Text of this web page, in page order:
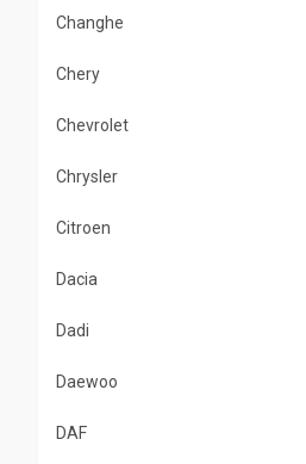
Changhe
Chery
Chevrolet
Chrysler
Citroen
Dacia
Dadi
Daewoo
DAF